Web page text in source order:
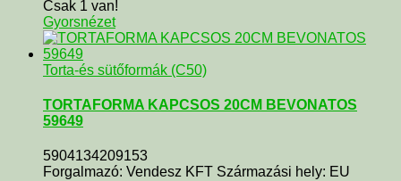
Csak 1 van!
Gyorsnézet
Torta-és sütőformák (C50)
TORTAFORMA KAPCSOS 20CM BEVONATOS
59649
5904134209153
Forgalmazó: Vendesz KFT Származási hely: EU